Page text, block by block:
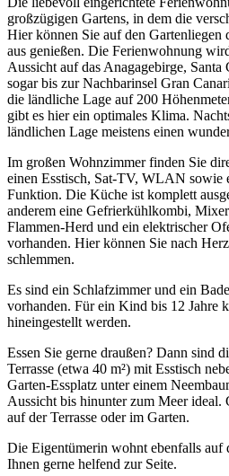
großzügigen Gartens, in dem die
Hier können Sie auf den Gartenliegen
aus genießen. Die Ferienwohnung
Aussicht auf das Anagagebirge, Santa
sogar bis zur Nachbarinsel Gran
die ländliche Lage auf 200
gibt es hier ein optimales Klima.
ländlichen Lage meistens einen
Im großen Wohnzimmer finden Sie
einen Esstisch, Sat-TV, WLAN sowie
Funktion. Die Küche ist komplett
anderem eine Gefrierkühlkombi,
Flammen-Herd und ein elektrischer
vorhanden. Hier können Sie nach
schlemmen.
Es sind ein Schlafzimmer und ein
vorhanden. Für ein Kind bis 12 Jahre
hineingestellt werden.
Essen Sie gerne draußen? Dann sind
Terrasse (etwa 40 m²) mit Esstisch
Garten-Essplatz unter einem
Aussicht bis hinunter zum Meer ideal.
auf der Terrasse oder im Garten.
Die Eigentümerin wohnt ebenfalls auf
Ihnen gerne helfend zur Seite.